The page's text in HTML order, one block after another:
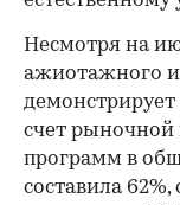
Несмотря на
ажиотажного
демонстрирует
счет рыночной
программ в
составила